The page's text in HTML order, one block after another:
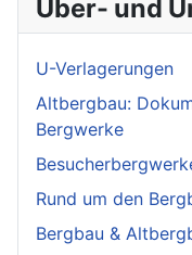
Über- und
U-Verlagerungen
Altbergbau:
Bergwerke
Rund um den
Bergbau &